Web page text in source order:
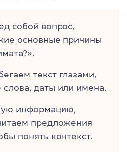
собой вопрос,
основные причины
текст глазами,
даты или имена.
информацию,
предложения
понять контекст.